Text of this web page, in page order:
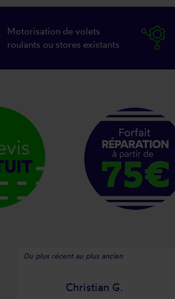
Motorisation de volets
roulants ou stores existants
Du plus récent au plus ancien
Christian G.